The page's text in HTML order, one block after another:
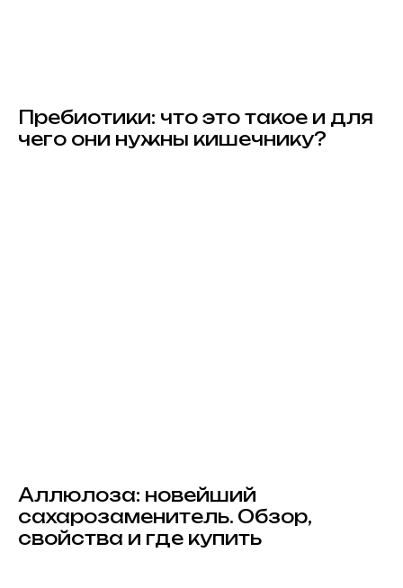
Пребиотики: что это такое и для
чего они нужны кишечнику?
Аллюлоза: новейший
сахарозаменитель. Обзор,
свойства и где купить